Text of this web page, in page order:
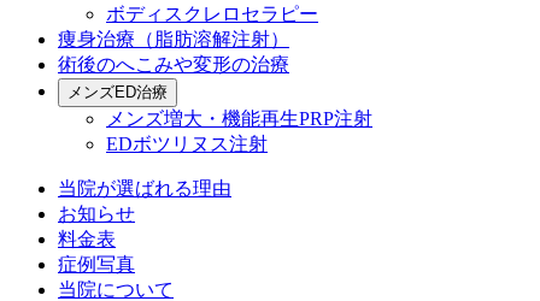
ボディスクレロセラピー
痩身治療（脂肪溶解注射）
術後のへこみや変形の治療
メンズED治療
メンズ増大・機能再生PRP注射
EDボツリヌス注射
当院が選ばれる理由
お知らせ
料金表
症例写真
当院について